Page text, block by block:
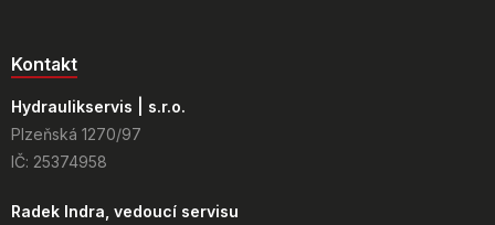
Kontakt
Hydraulikservis | s.r.o.
Plzeňská 1270/97
IČ: 25374958
Radek Indra, vedoucí servisu